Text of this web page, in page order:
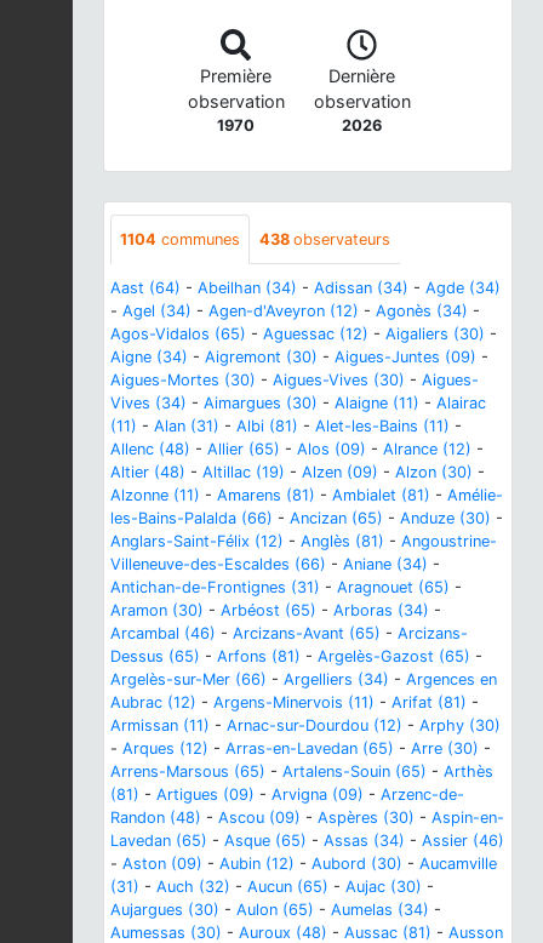
Première
observation
1970
Dernière
observation
2026
1104 communes 438 observateurs
Aast (64) - Abeilhan (34) - Adissan (34) - Agde (34)
- Agel (34) - Agen-d'Aveyron (12) - Agonès (34) -
Agos-Vidalos (65) - Aguessac (12) - Aigaliers (30) -
Aigne (34) - Aigremont (30) - Aigues-Juntes (09) -
Aigues-Mortes (30) - Aigues-Vives (30) - Aigues-
Vives (34) - Aimargues (30) - Alaigne (11) - Alairac
(11) - Alan (31) - Albi (81) - Alet-les-Bains (11) -
Allenc (48) - Allier (65) - Alos (09) - Alrance (12) -
Altier (48) - Altillac (19) - Alzen (09) - Alzon (30) -
Alzonne (11) - Amarens (81) - Ambialet (81) - Amélie-
les-Bains-Palalda (66) - Ancizan (65) - Anduze (30) -
Anglars-Saint-Félix (12) - Anglès (81) - Angoustrine-
Villeneuve-des-Escaldes (66) - Aniane (34) -
Antichan-de-Frontignes (31) - Aragnouet (65) -
Aramon (30) - Arbéost (65) - Arboras (34) -
Arcambal (46) - Arcizans-Avant (65) - Arcizans-
Dessus (65) - Arfons (81) - Argelès-Gazost (65) -
Argelès-sur-Mer (66) - Argelliers (34) - Argences en
Aubrac (12) - Argens-Minervois (11) - Arifat (81) -
Armissan (11) - Arnac-sur-Dourdou (12) - Arphy (30)
- Arques (12) - Arras-en-Lavedan (65) - Arre (30) -
Arrens-Marsous (65) - Artalens-Souin (65) - Arthès
(81) - Artigues (09) - Arvigna (09) - Arzenc-de-
Randon (48) - Ascou (09) - Aspères (30) - Aspin-en-
Lavedan (65) - Asque (65) - Assas (34) - Assier (46)
- Aston (09) - Aubin (12) - Aubord (30) - Aucamville
(31) - Auch (32) - Aucun (65) - Aujac (30) -
Aujargues (30) - Aulon (65) - Aumelas (34) -
Aumessas (30) - Auroux (48) - Aussac (81) - Ausson